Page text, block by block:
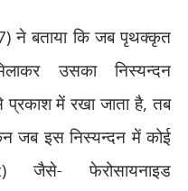
ने बताया कि जब पृथक्कृत
उसका निस्यन्दन
में रखा जाता है,तब
जब इस निस्यन्दन में कोई
जैसे- फेरोसायनाइड